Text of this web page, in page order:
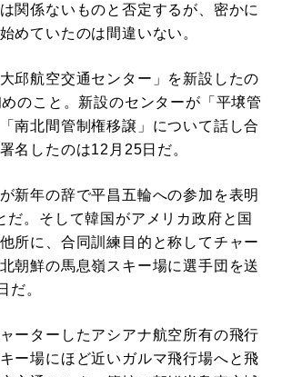
関係ないものと否定するが、密かに
めていたのは間違いない。
邱航空交通センター」を新設したの
のこと。新設のセンターが「平壌管
南北間管制権移譲」について話し合
名したのは12月25日だ。
新年の辞で平昌五輪への参加を表明
だ。そして韓国がアメリカ政府と国
所に、合同訓練目的と称してチャー
朝鮮の馬息嶺スキー場に選手団を送
だ。
ーターしたアシアナ航空所有の飛行
ー場にほど近いガルマ飛行場へと飛